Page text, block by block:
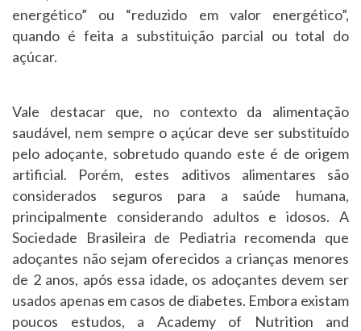
energético” ou “reduzido em valor energético”,
quando é feita a substituição parcial ou total do
açúcar.
Vale destacar que, no contexto da alimentação
saudável, nem sempre o açúcar deve ser substituído
pelo adoçante, sobretudo quando este é de origem
artificial. Porém, estes aditivos alimentares são
considerados seguros para a saúde humana,
principalmente considerando adultos e idosos. A
Sociedade Brasileira de Pediatria recomenda que
adoçantes não sejam oferecidos a crianças menores
de 2 anos, após essa idade, os adoçantes devem ser
usados apenas em casos de diabetes. Embora existam
poucos estudos, a Academy of Nutrition and